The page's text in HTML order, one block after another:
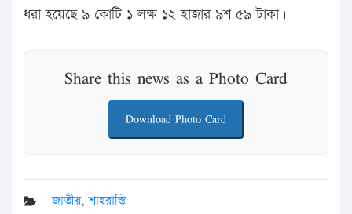
ধরা হয়েছে ৯ কোটি ১ লক্ষ ১২ হাজার ৯শ ৫৯ টাকা।
Share this news as a Photo Card
Download Photo Card
জাতীয়,শাহরাস্তি